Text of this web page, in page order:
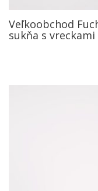
Veľkoobchod
sukňa s vreckami